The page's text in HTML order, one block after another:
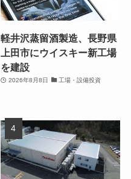
軽井沢蒸留酒製造、長野県
上田市にウイスキー新工場
を建設
2026年8月8日 工場・設備投資